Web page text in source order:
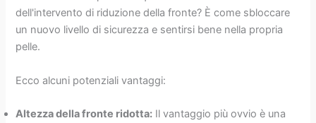
dell'intervento di riduzione della fronte? È come sbloccare
un nuovo livello di sicurezza e sentirsi bene nella propria
pelle.
Ecco alcuni potenziali vantaggi:
Altezza della fronte ridotta: Il vantaggio più ovvio è una